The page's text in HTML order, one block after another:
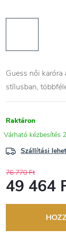
Guess női karóra
stílusban,
Raktáron
Szállítási
76 770 Ft
49 464